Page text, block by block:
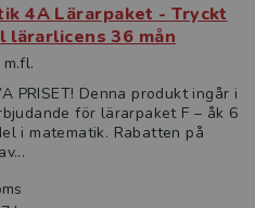
4A Lärarpaket - Tryckt
lärarlicens 36 mån
PRISET! Denna produkt ingår i
för lärarpaket F – åk 6
i matematik. Rabatten på